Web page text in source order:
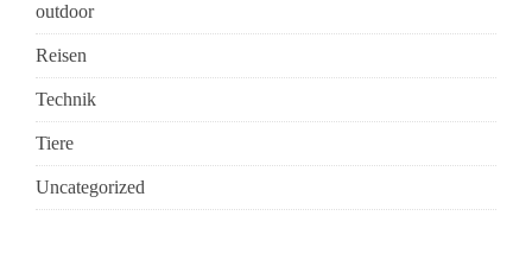
outdoor
Reisen
Technik
Tiere
Uncategorized